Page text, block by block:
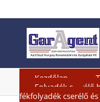
Kezdőlap
Folyadék cserélő
fékfolyadék cserélő